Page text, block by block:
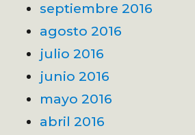
septiembre 2016
agosto 2016
julio 2016
junio 2016
mayo 2016
abril 2016